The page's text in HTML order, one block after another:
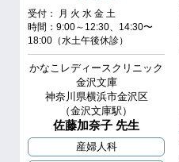
受付： 月 火 水 金 土
時間：9:00～12:30、14:30〜
18:00（水土午後休診）
かなこレディースクリニック
金沢文庫
神奈川県横浜市金沢区
（金沢文庫駅）
佐藤加奈子 先生
産婦人科